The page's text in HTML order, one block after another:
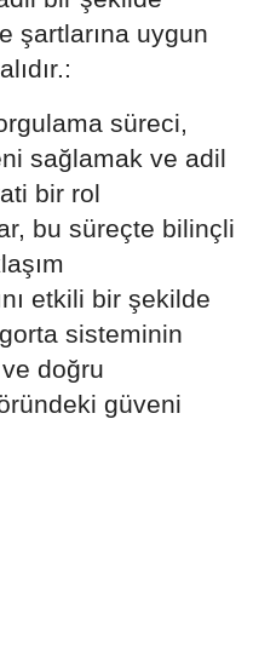
şartlarına uygun
süreci,
sağlamak ve adil
bir rol
bu süreçte bilinçli
etkili bir şekilde
sisteminin
doğru
güveni